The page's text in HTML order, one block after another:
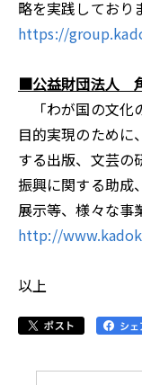
略を実践しており
https://
■公益財団法人
「わが国の文化
目的実現のために
する出版、文芸の
振興に関する助成
展示等、様々な事
http://
以上